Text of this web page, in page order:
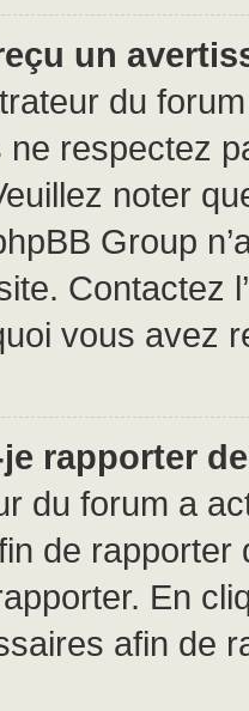
un
du
ne respectez
noter
Group
Contactez
vous avez
rapporter
du forum a
de
En
afin de